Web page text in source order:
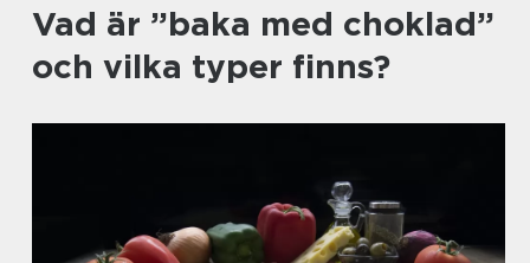
Vad är ”baka med choklad”
och vilka typer finns?